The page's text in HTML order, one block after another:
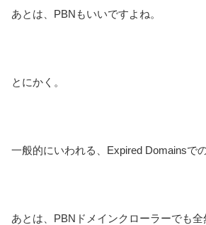
あとは、PBNもいいですよね。
とにかく。
一般的にいわれる、Expired Domainsで
あとは、PBNドメインクローラーでも